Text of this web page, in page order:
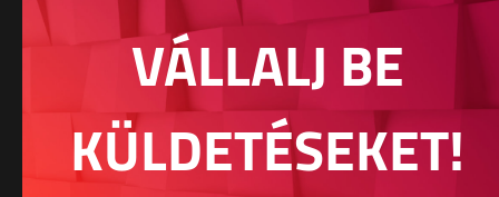
VÁLLALJ BE
KÜLDETÉSEKET!